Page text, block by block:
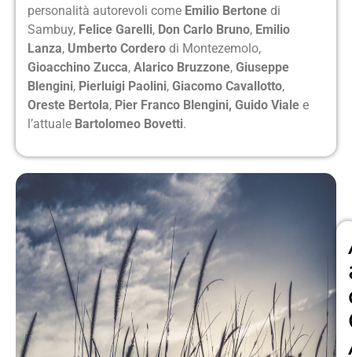
personalità autorevoli come Emilio Bertone di
Sambuy, Felice Garelli, Don Carlo Bruno, Emilio
Lanza, Umberto Cordero di Montezemolo,
Gioacchino Zucca, Alarico Bruzzone, Giuseppe
Blengini, Pierluigi Paolini, Giacomo Cavallotto,
Oreste Bertola, Pier Franco Blengini, Guido Viale e
l’attuale Bartolomeo Bovetti.